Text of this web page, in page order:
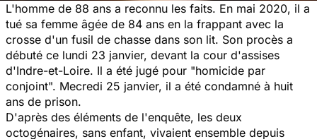
L'homme de 88 ans a reconnu les faits. En mai 2020, il a
tué sa femme âgée de 84 ans en la frappant avec la
crosse d'un fusil de chasse dans son lit. Son procès a
débuté ce lundi 23 janvier, devant la cour d'assises
d'Indre-et-Loire. Il a été jugé pour "homicide par
conjoint". Mecredi 25 janvier, il a été condamné à huit
ans de prison.
D'après des éléments de l'enquête, les deux
octogénaires, sans enfant, vivaient ensemble depuis